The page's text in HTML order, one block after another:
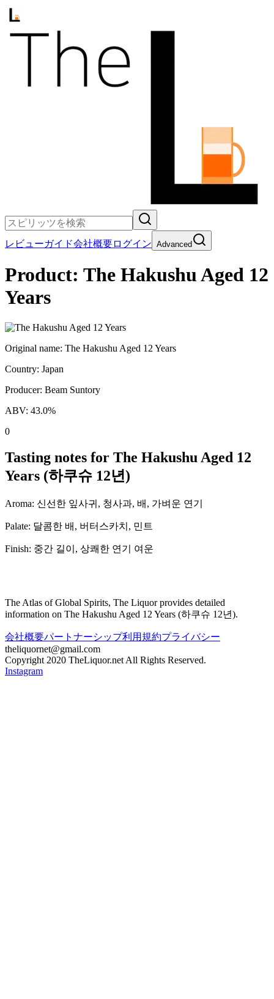
レビューガイド会社概要ログイン Advanced
Product: The Hakushu Aged 12
Years
Original name: The Hakushu Aged 12 Years
Country: Japan
Producer: Beam Suntory
ABV: 43.0%
0
Tasting notes for The Hakushu Aged 12
Years (하쿠슈 12년)
Aroma: 신선한 잎사귀, 청사과, 배, 가벼운 연기
Palate: 달콤한 배, 버터스카치, 민트
Finish: 중간 길이, 상쾌한 연기 여운
The Atlas of Global Spirits, The Liquor provides detailed
information on The Hakushu Aged 12 Years (하쿠슈 12년).
会社概要パートナーシップ利用規約プライバシー
theliquornet@gmail.com
Copyright 2020 TheLiquor.net All Rights Reserved.
Instagram